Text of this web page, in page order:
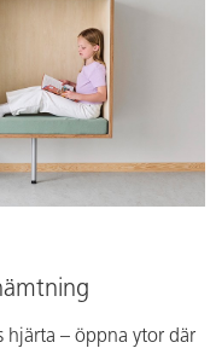
hjärta – öppna ytor där